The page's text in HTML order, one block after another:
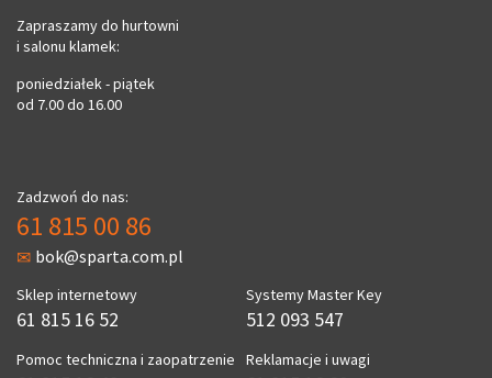
Zapraszamy do hurtowni
i salonu klamek:
poniedziałek - piątek
od 7.00 do 16.00
Zadzwoń do nas:
61 815 00 86
bok@sparta.com.pl
Sklep internetowy
61 815 16 52
Pomoc techniczna i zaopatrzenie
Systemy Master Key
512 093 547
Reklamacje i uwagi